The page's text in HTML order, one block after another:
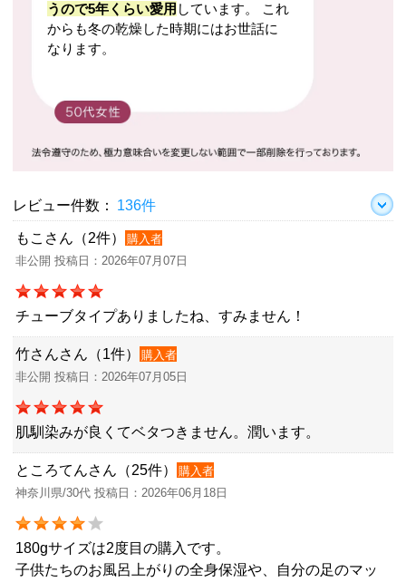
うので5年くらい愛用 しています。 これ
からも冬の乾燥した時期にはお世話に
なります。
レビュー件数： 136件
もこさん（2件）
購入者
非公開 投稿日：2026年07月07日
チューブタイプありましたね、すみません！
竹さんさん（1件）
購入者
非公開 投稿日：2026年07月05日
肌馴染みが良くてベタつきません。潤います。
ところてんさん（25件）
購入者
神奈川県/30代 投稿日：2026年06月18日
180gサイズは2度目の購入です。
子供たちのお風呂上がりの全身保湿や、自分の足のマッ